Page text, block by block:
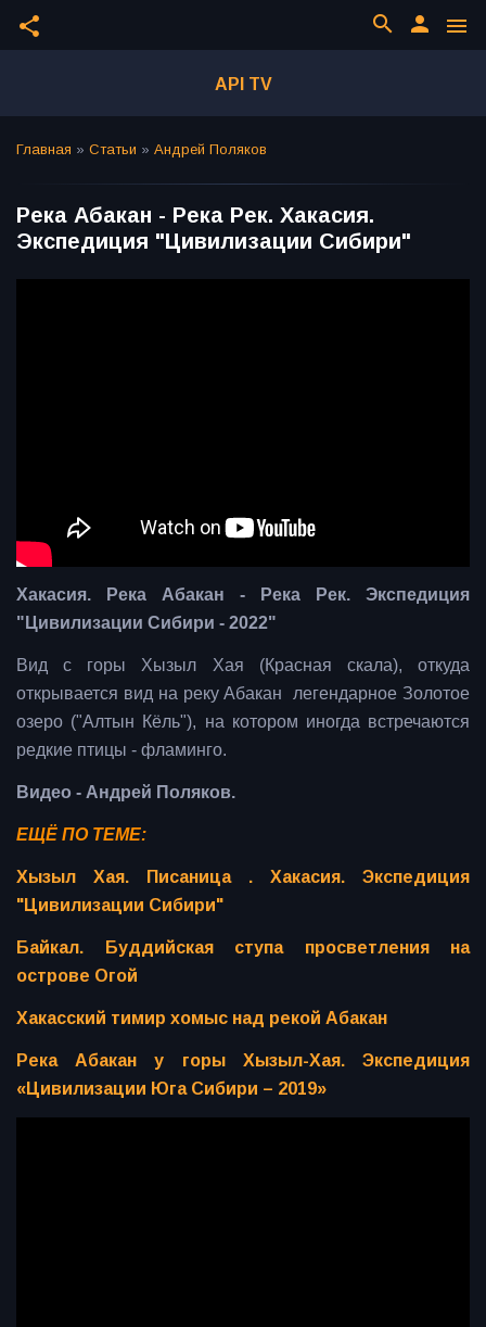
share menu
person
search
API TV
Главная » Статьи » Андрей Поляков
Река Абакан - Река Рек. Хакасия.
Экспедиция "Цивилизации Сибири"
Хакасия. Река Абакан - Река Рек. Экспедиция
"Цивилизации Сибири - 2022"
Вид с горы Хызыл Хая (Красная скала), откуда
открывается вид на реку Абакан легендарное Золотое
озеро ("Алтын Кёль"), на котором иногда встречаются
редкие птицы - фламинго.
Видео - Андрей Поляков.
ЕЩЁ ПО ТЕМЕ:
Хызыл Хая. Писаница . Хакасия. Экспедиция
"Цивилизации Сибири"
Байкал. Буддийская ступа просветления на
острове Огой
Хакасский тимир хомыс над рекой Абакан
Река Абакан у горы Хызыл-Хая. Экспедиция
«Цивилизации Юга Сибири – 2019»